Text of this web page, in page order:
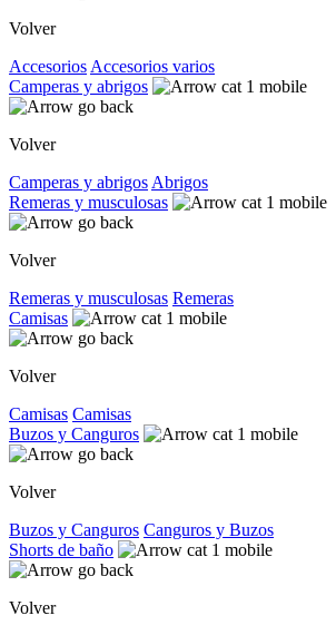
Volver
Accesorios Accesorios varios
Camperas y abrigos
Volver
Camperas y abrigos Abrigos
Remeras y musculosas
Volver
Remeras y musculosas Remeras
Camisas
Volver
Camisas Camisas
Buzos y Canguros
Volver
Buzos y Canguros Canguros y Buzos
Shorts de baño
Volver